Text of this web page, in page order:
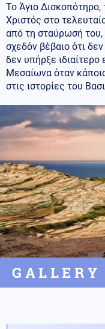
Το Άγιο Δισκοπότηρο,
Χριστός στο
από τη σταύρωσή του,
σχεδόν βέβαιο ότι
δεν υπήρξε ιδιαίτερο
Μεσαίωνα όταν
στις ιστορίες του
GALLERY